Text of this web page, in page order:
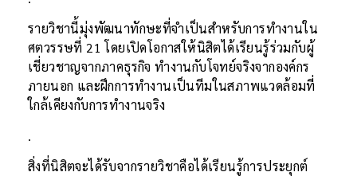
รายวิชานี้มุ่งพัฒนาทักษะที่จำเป็นสำหรับการทำงานใน
ศตวรรษที่ 21 โดยเปิดโอกาสให้นิสิตได้เรียนรู้ร่วมกับผู้
เชี่ยวชาญจากภาคธุรกิจ ทำงานกับโจทย์จริงจากองค์กร
ภายนอก และฝึกการทำงานเป็นทีมในสภาพแวดล้อมที่
ใกล้เคียงกับการทำงานจริง
.
สิ่งที่นิสิตจะได้รับจากรายวิชาคือได้เรียนรู้การประยุกต์